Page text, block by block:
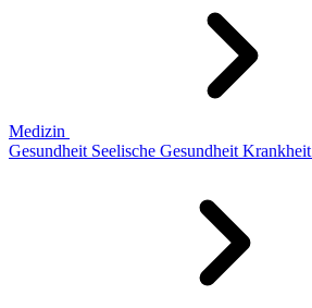
Medizin
Gesundheit Seelische Gesundheit Krankheit